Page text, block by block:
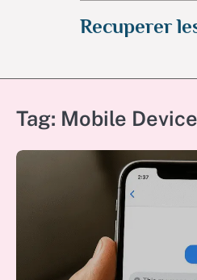
Recuperer
Tag: Mobile